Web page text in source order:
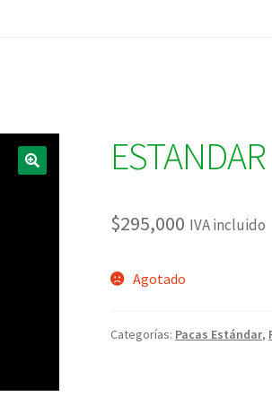
$295,000 IVA incluido
Agotado
Categorías: Pacas Estándar,